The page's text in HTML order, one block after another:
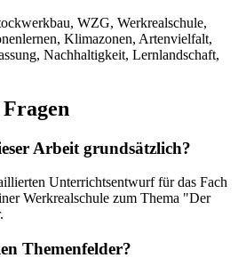
WZG, Werkrealschule,
Klimazonen, Artenvielfalt,
Nachhaltigkeit, Lernlandschaft,
Arbeit grundsätzlich?
Unterrichtsentwurf für das Fach
Werkrealschule zum Thema "Der
Themenfelder?